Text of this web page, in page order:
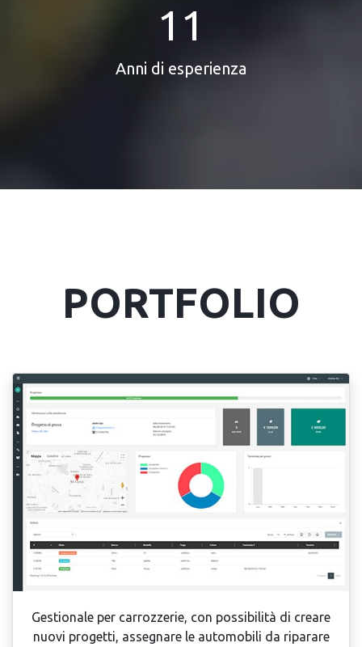
11
Anni di esperienza
PORTFOLIO
Gestionale per carrozzerie, con possibilità di creare
nuovi progetti, assegnare le automobili da riparare